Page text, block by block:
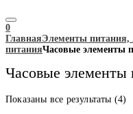
0
ГлавнаяЭлементы
питанияЧасовые элементы
Часовые элементы
Показаны все результаты (4)